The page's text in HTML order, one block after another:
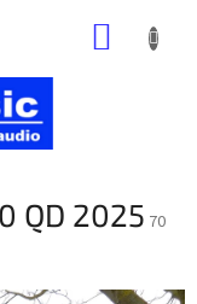
QD 2025 70